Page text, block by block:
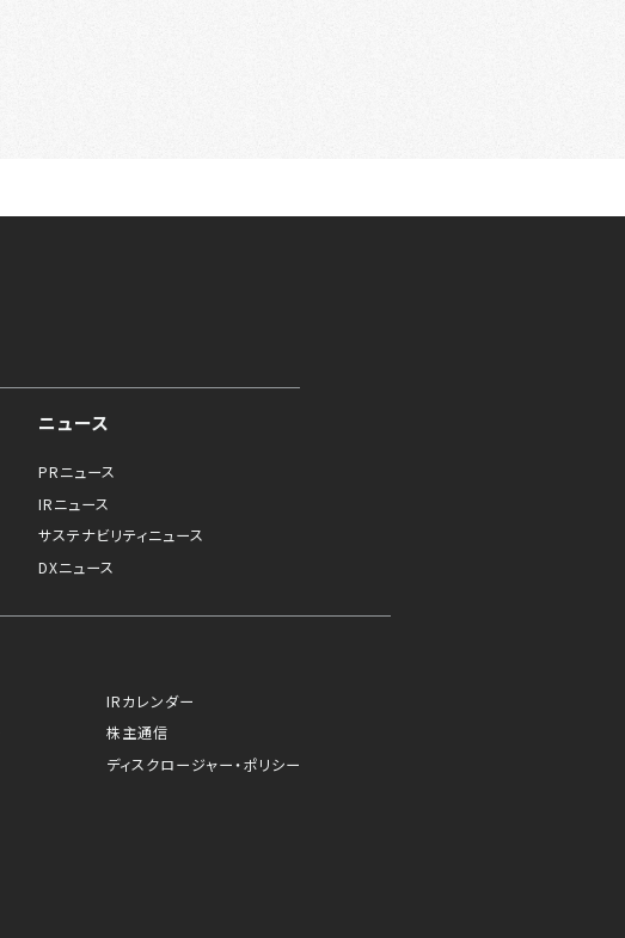
ニュース
PRニュース
IRニュース
サステナビリティニュース
DXニュース
IRカレンダー
株主通信
ディスクロージャー・ポリシー